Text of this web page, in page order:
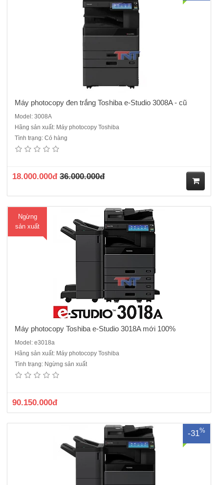
Máy photocopy đen trắng Toshiba e-Studio 3008A - cũ
Model: 3008A
Hãng sản xuất: Máy photocopy Toshiba
Tình trạng: Có hàng
18.000.000đ 36.000.000đ
Ngừng
sản xuất
Máy photo Toshiba e-Studio 3018A mới 100% ( Miễn Phí Vận Chuyển
lắp đặt toàn quốc)Chức năng chuẩn : Copy - In - Scan màu - Kết nối
Máy photocopy Toshiba e-Studio 3018A mới 100%
Model: e3018a
Hãng sản xuất: Máy photocopy Toshiba
Tình trạng: Ngừng sản xuất
90.150.000đ
-31%
Máy photocopy Toshiba e-Studio 4518A.ĐQSD dòng máy đời mới
nhất hiện nay, hiệu quả công việc cao, hạn chế tối đa kẹt giấy ( sản
phẩm bán chạy)- Chức năng chuẩn : Copy - In* - Scan màu* - Kết nối